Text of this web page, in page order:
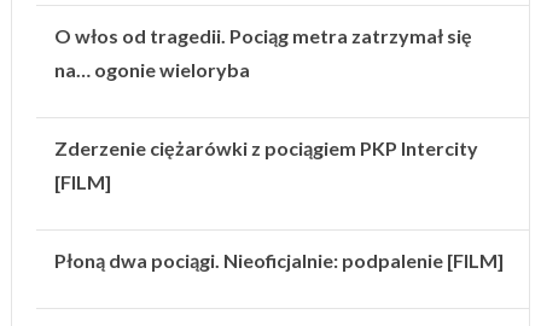
O włos od tragedii. Pociąg metra zatrzymał się
na… ogonie wieloryba
Zderzenie ciężarówki z pociągiem PKP Intercity
[FILM]
Płoną dwa pociągi. Nieoficjalnie: podpalenie [FILM]